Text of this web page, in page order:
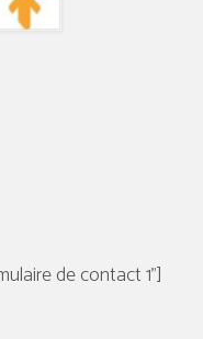
de contact 1"]